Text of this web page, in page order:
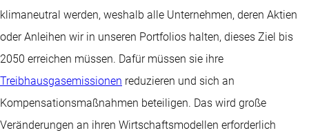
klimaneutral werden, weshalb alle Unternehmen, deren Aktien
oder Anleihen wir in unseren Portfolios halten, dieses Ziel bis
2050 erreichen müssen. Dafür müssen sie ihre
Treibhausgasemissionen reduzieren und sich an
Kompensationsmaßnahmen beteiligen. Das wird große
Veränderungen an ihren Wirtschaftsmodellen erforderlich